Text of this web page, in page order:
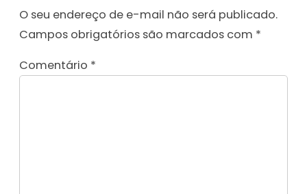
O seu endereço de e-mail não será publicado.
Campos obrigatórios são marcados com *
Comentário *